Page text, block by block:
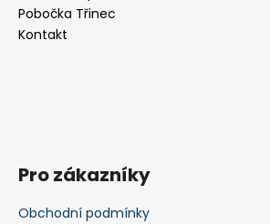
Pobočka Třinec
Kontakt
Pro zákazníky
Obchodní podmínky